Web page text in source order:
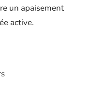
un apaisement
active.